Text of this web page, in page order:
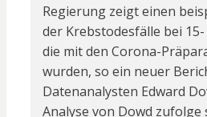
Regierung zeigt einen
der Krebstodesfälle bei
die mit den Corona-
wurden, so ein neuer
Datenanalysten Edward
Analyse von Dowd